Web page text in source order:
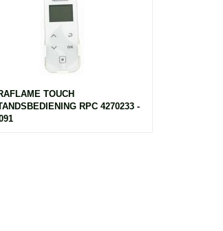
TOUCH
RPC 4270233 -